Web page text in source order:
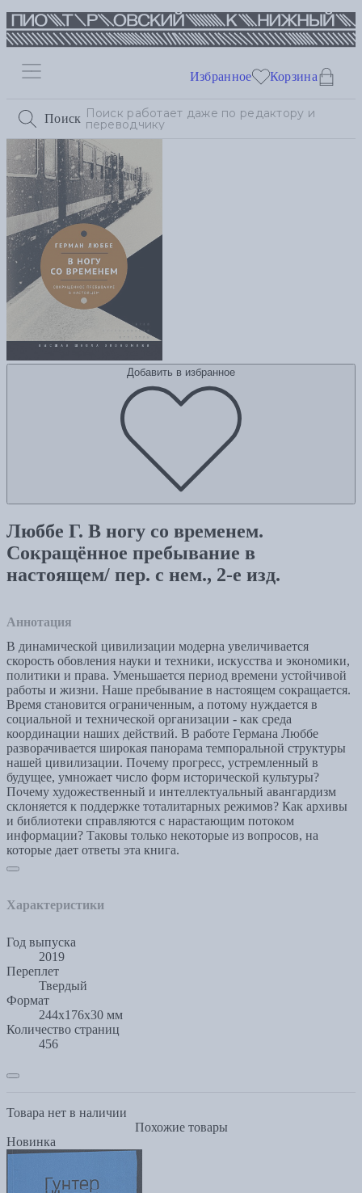
Поиск
Избранное Корзина
Добавить в избранное
Люббе Г. В ногу со временем.
Сокращённое пребывание в
настоящем/ пер. с нем., 2-е изд.
Аннотация
В динамической цивилизации модерна увеличивается
скорость обовления науки и техники, искусства и экономики,
политики и права. Уменьшается период времени устойчивой
работы и жизни. Наше пребывание в настоящем сокращается.
Время становится ограниченным, а потому нуждается в
социальной и технической организации - как среда
координации наших действий. В работе Германа Люббе
разворачивается широкая панорама темпоральной структуры
нашей цивилизации. Почему прогресс, устремленный в
будущее, умножает число форм исторической культуры?
Почему художественный и интеллектуальный авангардизм
склоняется к поддержке тоталитарных режимов? Как архивы
и библиотеки справляются с нарастающим потоком
информации? Таковы только некоторые из вопросов, на
которые дает ответы эта книга.
Характеристики
Год выпуска
2019
Переплет
Твердый
Формат
244x176x30 мм
Количество страниц
456
Товара нет в наличии
Похожие товары
Новинка